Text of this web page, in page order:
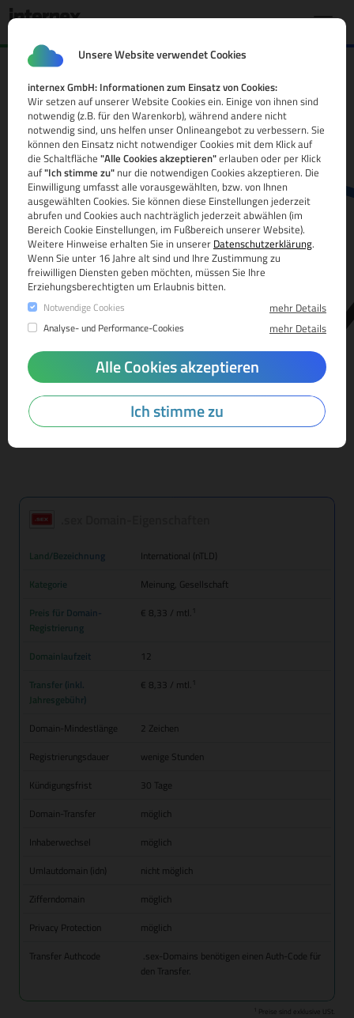
Unsere Website verwendet Cookies
internex GmbH: Informationen zum Einsatz von Cookies:
Wir setzen auf unserer Website Cookies ein. Einige von ihnen sind
notwendig (z.B. für den Warenkorb), während andere nicht
notwendig sind, uns helfen unser Onlineangebot zu verbessern. Sie
können den Einsatz nicht notwendiger Cookies mit dem Klick auf
die Schaltfläche "Alle Cookies akzeptieren"erlauben oder per Klick
auf"Ich stimme zu" nur die notwendigen Cookies akzeptieren. Die
Einwilligung umfasst alle vorausgewählten, bzw. von Ihnen
ausgewählten Cookies. Sie können diese Einstellungen jederzeit
abrufen und Cookies auch nachträglich jederzeit abwählen (im
Bereich Cookie Einstellungen, im Fußbereich unserer Website).
Weitere Hinweise erhalten Sie in unserer Datenschutzerklärung.
Wenn Sie unter 16 Jahre alt sind und Ihre Zustimmung zu
freiwilligen Diensten geben möchten, müssen Sie Ihre
Erziehungsberechtigten um Erlaubnis bitten.
Notwendige Cookies mehr Details
Analyse- und Performance-Cookies mehr Details
Alle Cookies akzeptieren
Ich stimme zu
.sex Domain
Alle Infos
www.
Mehr Infos zur Domain-Endung
Land/Bezeichnung
International (nTLD)
Kategorie
Meinung, Gesellschaft
Preis für Domain-
Registrierung
€ 8,33 / mtl.
Domainlaufzeit
12
Transfer (inkl.
Jahresgebühr)
€ 8,33 / mtl.
Domain-Mindestlänge
2 Zeichen
Registrierungsdauer
wenige Stunden
Kündigungsfrist
30 Tage
Domain-Transfer
möglich
Inhaberwechsel
möglich
Umlautdomain (idn)
nicht möglich
Zifferndomain
möglich
Privacy Protection
möglich
Transfer Authcode
.sex-Domains benötigen einen Auth-Code für
den Transfer.
Preise sind exklusive USt.